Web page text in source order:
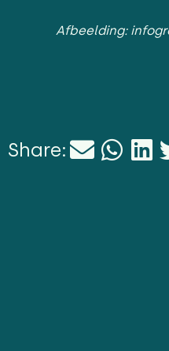
Afbeelding:
Share: